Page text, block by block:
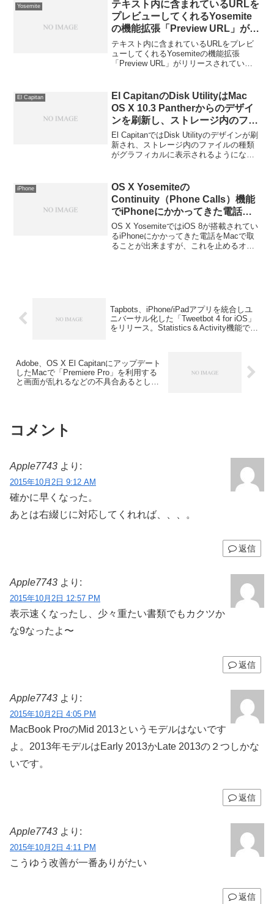
Yosemite
テキスト内に含まれているURLを
プレビューしてくれるYosemite
の機能拡張「Preview URL」がリ
リース。
テキスト内に含まれているURLをプレビ
ューしてくれるYosemiteの機能拡張
「Preview URL」がリリースされていま
El Capitan
El CapitanのDisk UtilityはMac
OS X 10.3 Pantherからのデザイ
ンを刷新し、ストレージ内のファ
イルの種類がグラフィカルに表示
されるように。
El CapitanではDisk Utilityのデザインが刷
新され、ストレージ内のファイルの種類
がグラフィカルに表示されるようになっ
iPhone
OS X Yosemiteの
Continuity（Phone Calls）機能
でiPhoneにかかってきた電話を
Macに通知するのを止める方法。
OS X YosemiteではiOS 8が搭載されてい
るiPhoneにかかってきた電話をMacで取
ることが出来ますが、これを止めるオプ
Tapbots、iPhone/iPadアプリを統合しユ
ニバーサル化した「Tweetbot 4 for iOS」
をリリース。Statistics＆Activity機能では
Adobe、OS X El Capitanにアップデート
したMacで「Premiere Pro」を利用する
と画面が乱れるなどの不具合あるとして
コメント
Apple7743 より:
2015年10月2日 9:12 AM
確かに早くなった。
あとは右綴じに対応してくれれば、、、。
返信
Apple7743 より:
2015年10月2日 12:57 PM
表示速くなったし、少々重たい書類でもカクツか
な9なったよ〜
返信
Apple7743 より:
2015年10月2日 4:05 PM
MacBook ProのMid 2013というモデルはないです
よ。2013年モデルはEarly 2013かLate 2013の２つしかな
いです。
返信
Apple7743 より:
2015年10月2日 4:11 PM
こうゆう改善が一番ありがたい
返信